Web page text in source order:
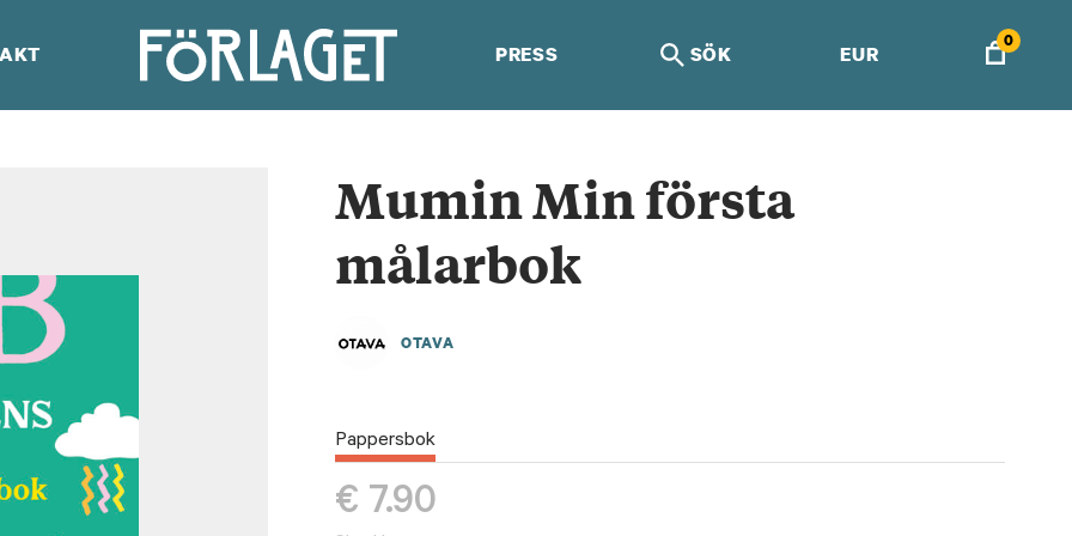
PRESS SÖK EUR
0
Mumin Min första
målarbok
OTAVA
Pappersbok
€ 7.90